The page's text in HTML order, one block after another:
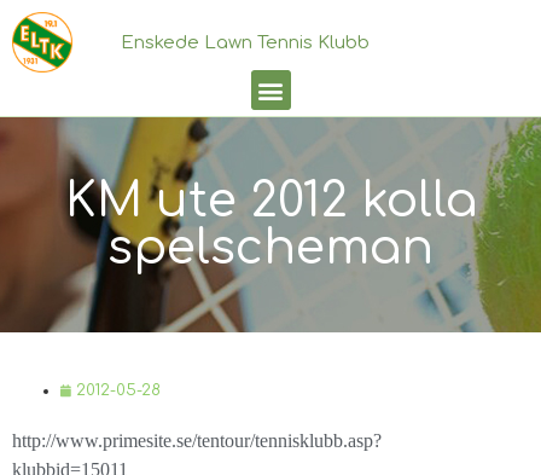
Enskede Lawn Tennis Klubb
KM ute 2012 kolla
spelscheman
2012-05-28
http://www.primesite.se/tentour/tennisklubb.asp?
klubbid=15011